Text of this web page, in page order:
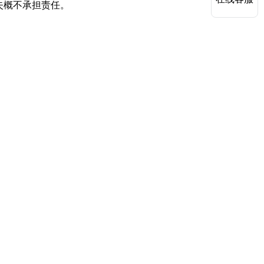
不承担责任。